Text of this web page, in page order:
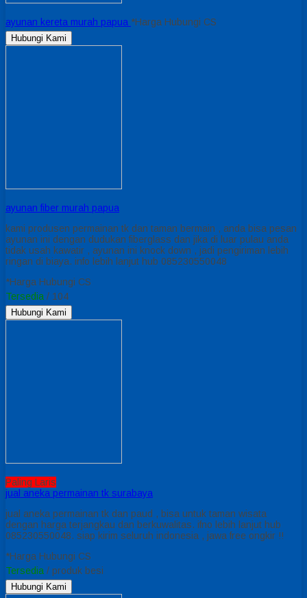
ayunan kereta murah papua *Harga Hubungi CS
Hubungi Kami
ayunan fiber murah papua
kami produsen permainan tk dan taman bermain , anda bisa pesan
ayunan ini dengan dudukan fiberglass dan jika di luar pulau anda
tidak usah kawatir , ayunan ini knock down , jadi pengiriman lebih
ringan di biaya. info lebih lanjut hub 085230550048
*Harga Hubungi CS
Tersedia / 104
Hubungi Kami
Paling Laris
jual aneka permainan tk surabaya
jual aneka permainan tk dan paud , bisa untuk taman wisata
dengan harga terjangkau dan berkuwalitas. ifno lebih lanjut hub
085230550048. siap kirim seluruh indonesia , jawa free ongkir !!
*Harga Hubungi CS
Tersedia / produk besi
Hubungi Kami